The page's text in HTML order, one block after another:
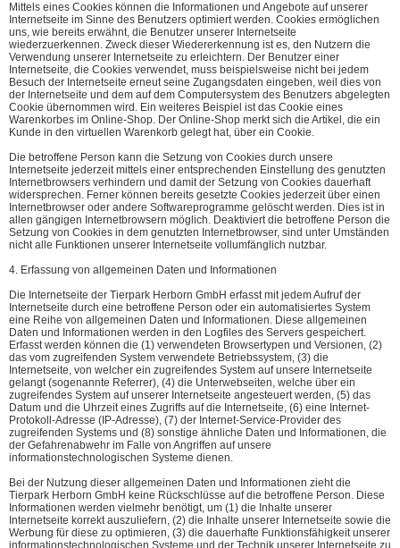
Mittels eines Cookies können die Informationen und Angebote auf unserer
Internetseite im Sinne des Benutzers optimiert werden. Cookies ermöglichen
uns, wie bereits erwähnt, die Benutzer unserer Internetseite
wiederzuerkennen. Zweck dieser Wiedererkennung ist es, den Nutzern die
Verwendung unserer Internetseite zu erleichtern. Der Benutzer einer
Internetseite, die Cookies verwendet, muss beispielsweise nicht bei jedem
Besuch der Internetseite erneut seine Zugangsdaten eingeben, weil dies von
der Internetseite und dem auf dem Computersystem des Benutzers abgelegten
Cookie übernommen wird. Ein weiteres Beispiel ist das Cookie eines
Warenkorbes im Online-Shop. Der Online-Shop merkt sich die Artikel, die ein
Kunde in den virtuellen Warenkorb gelegt hat, über ein Cookie.
Die betroffene Person kann die Setzung von Cookies durch unsere
Internetseite jederzeit mittels einer entsprechenden Einstellung des genutzten
Internetbrowsers verhindern und damit der Setzung von Cookies dauerhaft
widersprechen. Ferner können bereits gesetzte Cookies jederzeit über einen
Internetbrowser oder andere Softwareprogramme gelöscht werden. Dies ist in
allen gängigen Internetbrowsern möglich. Deaktiviert die betroffene Person die
Setzung von Cookies in dem genutzten Internetbrowser, sind unter Umständen
nicht alle Funktionen unserer Internetseite vollumfänglich nutzbar.
4. Erfassung von allgemeinen Daten und Informationen
Die Internetseite der Tierpark Herborn GmbH erfasst mit jedem Aufruf der
Internetseite durch eine betroffene Person oder ein automatisiertes System
eine Reihe von allgemeinen Daten und Informationen. Diese allgemeinen
Daten und Informationen werden in den Logfiles des Servers gespeichert.
Erfasst werden können die (1) verwendeten Browsertypen und Versionen, (2)
das vom zugreifenden System verwendete Betriebssystem, (3) die
Internetseite, von welcher ein zugreifendes System auf unsere Internetseite
gelangt (sogenannte Referrer), (4) die Unterwebseiten, welche über ein
zugreifendes System auf unserer Internetseite angesteuert werden, (5) das
Datum und die Uhrzeit eines Zugriffs auf die Internetseite, (6) eine Internet-
Protokoll-Adresse (IP-Adresse), (7) der Internet-Service-Provider des
zugreifenden Systems und (8) sonstige ähnliche Daten und Informationen, die
der Gefahrenabwehr im Falle von Angriffen auf unsere
informationstechnologischen Systeme dienen.
Bei der Nutzung dieser allgemeinen Daten und Informationen zieht die
Tierpark Herborn GmbH keine Rückschlüsse auf die betroffene Person. Diese
Informationen werden vielmehr benötigt, um (1) die Inhalte unserer
Internetseite korrekt auszuliefern, (2) die Inhalte unserer Internetseite sowie die
Werbung für diese zu optimieren, (3) die dauerhafte Funktionsfähigkeit unserer
informationstechnologischen Systeme und der Technik unserer Internetseite zu